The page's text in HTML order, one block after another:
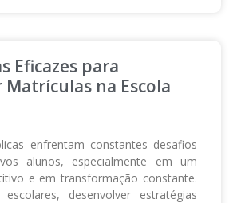
Eficazes para
na Escola
enfrentam constantes desafios
alunos, especialmente em um
e em transformação constante.
desenvolver estratégias